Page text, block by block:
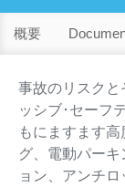
概要
事故のリスク
ッシブ･セーフ
もにますます
グ、電動パー
ョン、アンチ